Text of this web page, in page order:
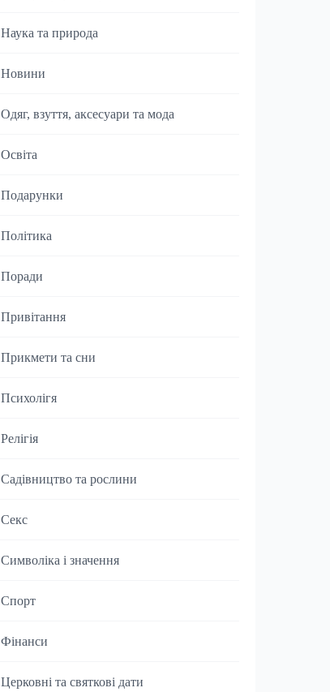
Наука та природа
Новини
Одяг, взуття, аксесуари та мода
Освіта
Подарунки
Політика
Поради
Привітання
Прикмети та сни
Психолігя
Релігія
Садівництво та рослини
Секс
Символіка і значення
Спорт
Фінанси
Церковні та святкові дати